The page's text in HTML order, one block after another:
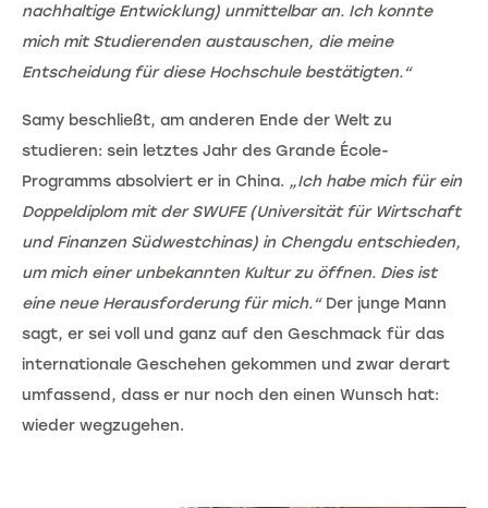
nachhaltige Entwicklung) unmittelbar an. Ich konnte
mich mit Studierenden austauschen, die meine
Entscheidung für diese Hochschule bestätigten.“
Samy beschließt, am anderen Ende der Welt zu
studieren: sein letztes Jahr des Grande École-
Programms absolviert er in China. „Ich habe mich für ein
Doppeldiplom mit der SWUFE (Universität für Wirtschaft
und Finanzen Südwestchinas) in Chengdu entschieden,
um mich einer unbekannten Kultur zu öffnen. Dies ist
eine neue Herausforderung für mich.“Der junge Mann
sagt, er sei voll und ganz auf den Geschmack für das
internationale Geschehen gekommen und zwar derart
umfassend, dass er nur noch den einen Wunsch hat:
wieder wegzugehen.